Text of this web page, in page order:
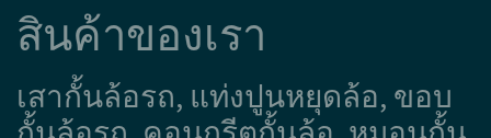
สินค้าของเรา
เสากั้นล้อรถ, แท่งปูนหยุดล้อ, ขอบ